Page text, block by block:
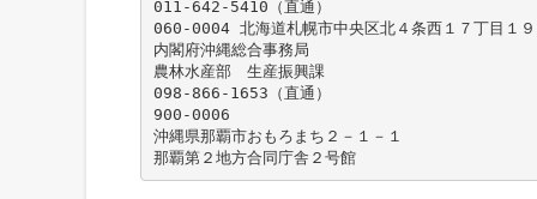
011-642-5410（直通）
060-0004 北海道札幌市中央区北４条西１７丁目１
内閣府沖縄総合事務局
農林水産部 生産振興課
098-866-1653（直通）
900-0006
沖縄県那覇市おもろまち２－１－１
那覇第２地方合同庁舎２号館